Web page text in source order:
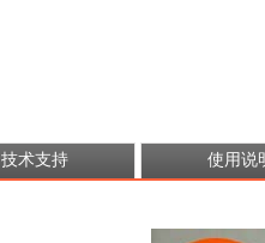
技术支持 使用说